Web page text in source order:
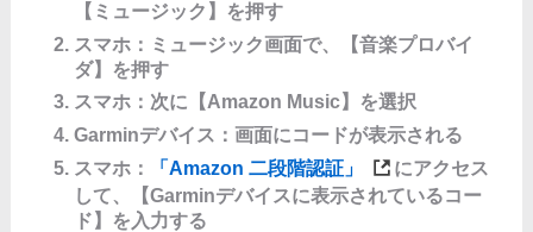
【ミュージック】を押す
スマホ：ミュージック画面で、【音楽プロバイ
ダ】を押す
スマホ：次に【Amazon Music】を選択
Garminデバイス：画面にコードが表示される
スマホ：
「Amazon 二段階認証」
にアクセス
して、【Garminデバイスに表示されているコー
ド】を入力する